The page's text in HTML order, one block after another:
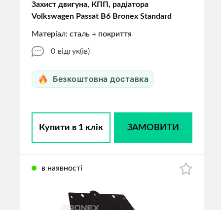
Захист двигуна, КПП, радіатора
Volkswagen Passat B6 Bronex Standard
Матеріал: сталь + покриття
0 відгук(ів)
Безкоштовна доставка
Купити в 1 клік ЗАМОВИТИ
в наявності